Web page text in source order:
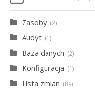
Zasoby 2
Audyt 1
Baza danych 2
Konfiguracja 1
Lista zmian 89